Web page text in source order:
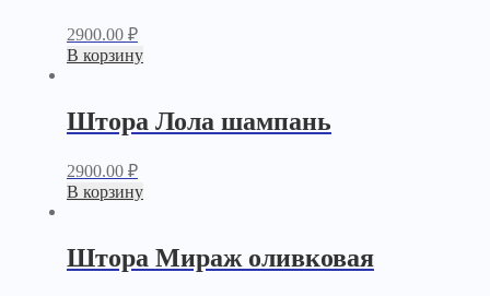
2900.00 ₽
В корзину
Штора Лола шампань
2900.00 ₽
В корзину
Штора Мираж оливковая